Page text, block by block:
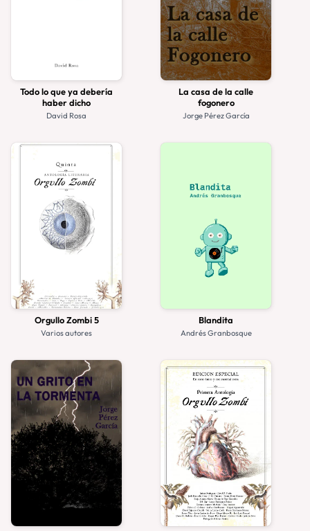
Todo lo que ya debería
haber dicho
David Rosa
La casa de la calle
fogonero
Jorge Pérez García
Orgullo Zombi 5
Varios autores
Blandita
Andrés Granbosque